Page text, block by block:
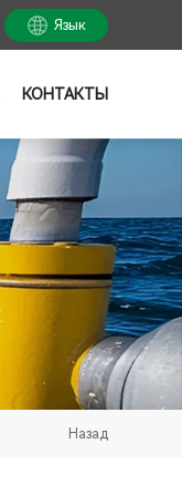
Язык
КОНТАКТЫ
Назад